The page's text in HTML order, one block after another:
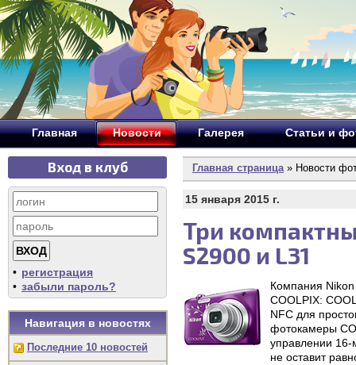
Главная Новости Галерея Статьи и
Вход в клуб
• регистрация
• забыли пароль?
Навигация в новостях
Последние 10 новостей
Главная страница» Новости
15 января 2015 г.
Три
S2900 и L31
Компания
COOLPIX:
NFC для
фотокамеры
управлении 16-
не оставит